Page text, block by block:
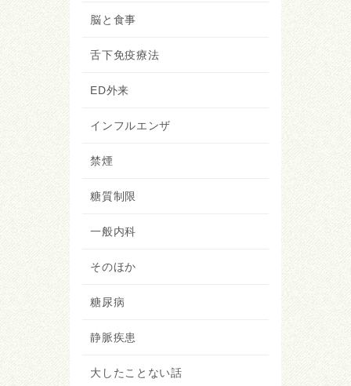
脳と食事
舌下免疫療法
ED外来
インフルエンザ
禁煙
糖質制限
一般内科
そのほか
糖尿病
静脈疾患
大したことない話